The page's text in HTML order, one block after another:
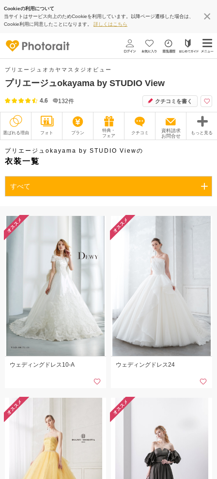
Cookieの利用について
当サイトはサービス向上のためCookieを利用しています。以降ページ遷移した場合は、
Cookie利用に同意したことになります。 詳しくはこちら
プリエージュオカヤマスタジオビュー
プリエージュokayama by STUDIO View
4.6 132件 クチコミを書く
選ばれる理由 フォト プラン
特典・
フェア
クチコミ
資料請求
お問合せ
もっと見る
撮影レポート フォトグラファー
オプション
フォト＋会食 挙式フォト
庭園での撮影 豊富なドレス
家族・友人と撮影
3万円以下のプラン
チャペルでの撮影
プリエージュokayama by STUDIO Viewの
衣装一覧
すべて
オススメ
ウェディングドレス10-A
オススメ
ウェディングドレス24
オススメ オススメ